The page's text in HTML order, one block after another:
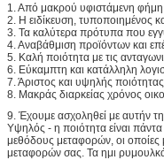
1. Από μακρού υφιστάμενη
2. Η ειδίκευση, τυποποιημένος
3. Τα καλύτερα πρότυπα που
4. Αναβάθμιση προϊόντων και
5. Καλή ποιότητα με τις
6. Εύκαμπτη και κατάλληλη
7. Άριστος και υψηλής
8. Μακράς διαρκείας χρόνος
9. Έχουμε ασχοληθεί με αυτήν
Υψηλός - η ποιότητα είναι πάντα
μεθόδους μεταφορών, οι
μεταφορών σας. Τα ημι